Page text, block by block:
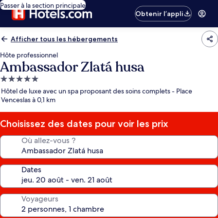
Passer à la section principale
Obtenir l’appli
Afficher tous les hébergements
Hôte professionnel
Ambassador Zlatá husa
Hébergement
5.0 étoiles
Hôtel de luxe avec un spa proposant des soins complets - Place
Venceslas à 0,1 km
Choisissez des dates pour voir les prix
Où allez-vous ?
Dates
Voyageurs